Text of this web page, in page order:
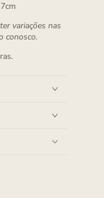
variações nas
conosco.